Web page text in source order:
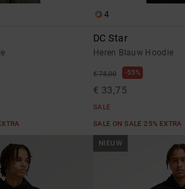
4
DC Star
Heren Blauw Hoodie
€ 75,00 55%
€ 33,75
SALE
SALE ON SALE 25% EXTRA
NIEUW